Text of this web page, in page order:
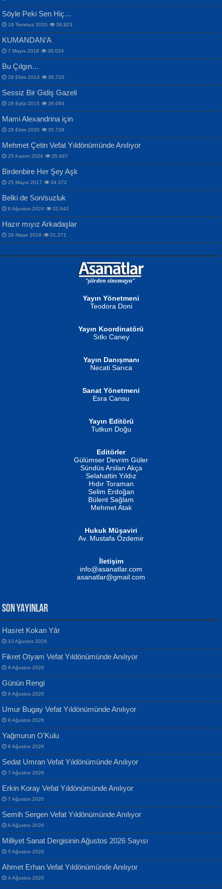
Samimiyet Nedir?...
İPEK ACAR SERT
Gazze’nin Şecaati, Ümmetin İmtihanı...
MAHMUT GÜRBÜZ
İbrahim Olmak ve Bitirebilmek...
NURAN KÖSE BAYDAR
İSMAİL OKUTAN
Erkeklerin Kahrolması Ne Demektir
MUSTAFA KELOĞLU
Yarına İz Bırakmak...
ATİLLA ÖZEN
Sultan Olmadan Önce Eyüp...
EKREM KARABABA
Yaralı Şiir...
Mescid-i Aksâ Üstüne Ay!...
Selahattin Yıldız
İdrakimle Üşürken...
Songül Özel
Mahzen...
Ben Deniz Değilim ki...
Evvel Zaman Tanrıçası...
Yılmaz Ekinci
Geceye Söylenen...
Banu Sancak
Defterimden İçeri...
İsmail Aydos
İnkisar...
ERDEM BAYAZIT
Sana, Bana, Vatanıma, Ülkemin
İnsanlarına Dair...
NAZIM HİKMET RAN
Bir Cezaevinde, Tecritteki Adamın
Mektupları...
Söyle Peki Sen Hiç…
19 Temmuz 2020 38,923
KUMANDAN’A
7 Mayıs 2018 38,024
Bu Çılgın…
28 Ekim 2014 36,720
Sessiz Bir Gidiş Gazeli
28 Eylül 2015 36,094
Mami Alexandrina için
28 Ekim 2020 35,728
Mehmet Çetin Vefat Yıldönümünde Anılıyor
25 Kasım 2024 35,697
Birdenbire Her Şey Aşk
25 Mayıs 2017 34,372
Belki de Son/suzluk
8 Ağustos 2024 32,642
Hazır mıyız Arkadaşlar
26 Nisan 2016 31,371
Yayın Yönetmeni
Teodora Doni
Yayın Koordinatörü
Sıtkı Caney
Yayın Danışmanı
Necati Sarıca
Sanat Yönetmeni
Esra Cansu
Yayın Editörü
Tutkun Doğu
Editörler
Gülümser Devrim Güler
Sündüs Arslan Akça
Selahattin Yıldız
Hıdır Toraman
Selim Erdoğan
Bülent Sağlam
Mehmet Atak
Hukuk Müşaviri
Av. Mustafa Özdemir
İletişim
info@asanatlar.com
asanatlar@gmail.com
SON YAYINLAR
Hasret Kokan Yâr
10 Ağustos 2026
Fikret Otyam Vefat Yıldönümünde Anılıyor
9 Ağustos 2026
Günün Rengi
9 Ağustos 2026
Umur Bugay Vefat Yıldönümünde Anılıyor
8 Ağustos 2026
Yağmurun O’Kulu
8 Ağustos 2026
Sedat Umran Vefat Yıldönümünde Anılıyor
7 Ağustos 2026
Erkin Koray Vefat Yıldönümünde Anılıyor
7 Ağustos 2026
Semih Sergen Vefat Yıldönümünde Anılıyor
6 Ağustos 2026
Milliyet Sanat Dergisinin Ağustos 2026 Sayısı
5 Ağustos 2026
Ahmet Erhan Vefat Yıldönümünde Anılıyor
4 Ağustos 2026